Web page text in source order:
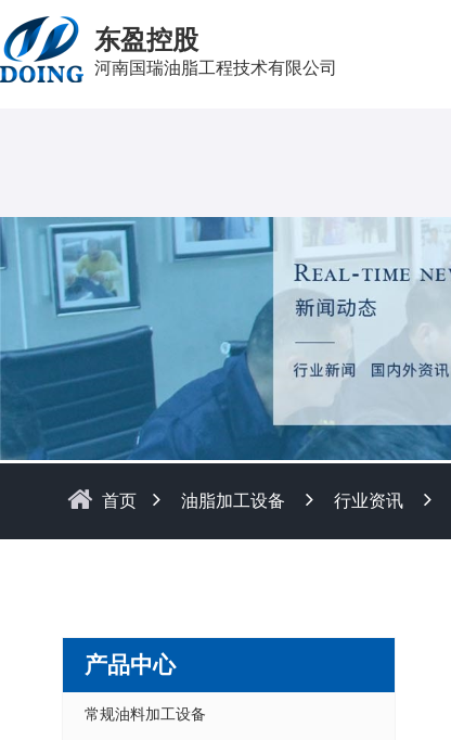
东盈控股
河南国瑞油脂工程技术有限公司
首页 油脂加工设备 行业资讯
产品中心
常规油料加工设备